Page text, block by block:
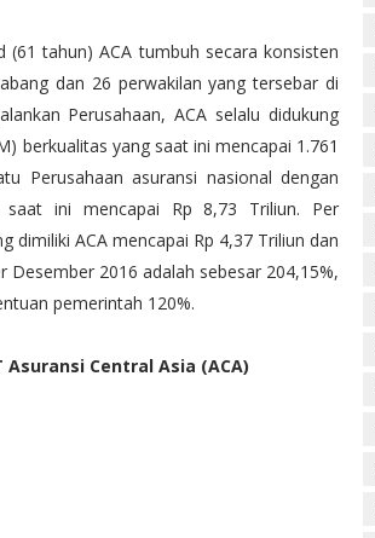
(61 tahun) ACA tumbuh secara konsisten
dan 26 perwakilan yang tersebar di
Perusahaan, ACA selalu didukung
berkualitas yang saat ini mencapai 1.761
Perusahaan asuransi nasional dengan
ini mencapai Rp 8,73 Triliun. Per
dimiliki ACA mencapai Rp 4,37 Triliun dan
Desember 2016 adalah sebesar 204,15%,
pemerintah 120%.
Asuransi Central Asia (ACA)